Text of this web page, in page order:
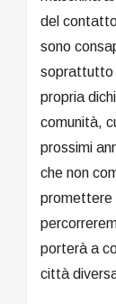
del
sono
soprattutto
propria
comunità,
prossimi
che non
promettere
porterà a
città